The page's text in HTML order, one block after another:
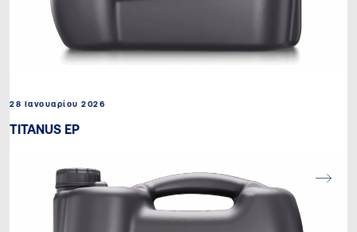
28 Ιανουαρίου 2026
TITANUS EP